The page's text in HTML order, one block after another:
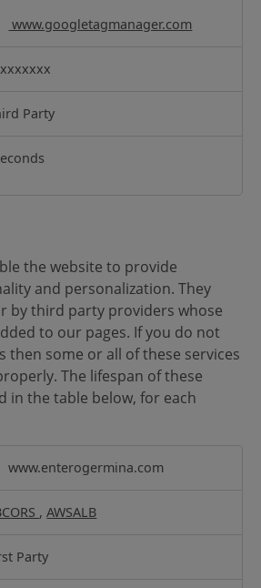
www.googletagmanager.com
Party
the website to provide
and personalization. They
by third party providers whose
to our pages. If you do not
then some or all of these services
The lifespan of these
in the table below, for each
www.enterogermina.com
,AWSALB
Party